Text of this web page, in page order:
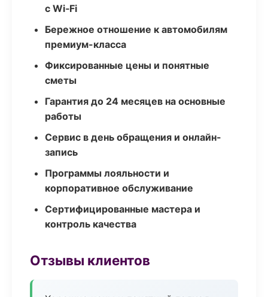
с Wi‑Fi
Бережное отношение к автомобилям
премиум-класса
Фиксированные цены и понятные
сметы
Гарантия до 24 месяцев на основные
работы
Сервис в день обращения и онлайн-
запись
Программы лояльности и
корпоративное обслуживание
Сертифицированные мастера и
контроль качества
Отзывы клиентов